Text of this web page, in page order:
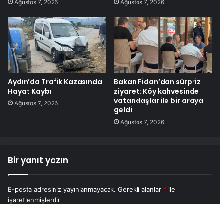
Ağustos 7, 2026 Ağustos 7, 2026
Aydın’da Trafik Kazasında
Hayat Kaybı
Ağustos 7, 2026
Bakan Fidan’dan sürpriz
ziyaret: Köy kahvesinde
vatandaşlar ile bir araya
geldi
Ağustos 7, 2026
Bir yanıt yazın
E-posta adresiniz yayınlanmayacak. Gerekli alanlar * ile
işaretlenmişlerdir